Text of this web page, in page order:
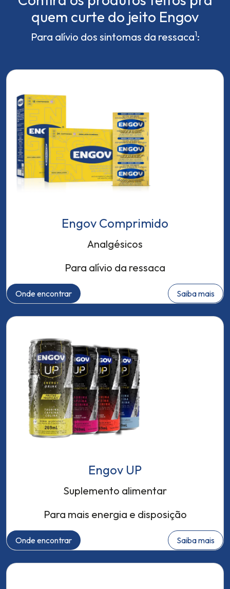
quem curte do jeito Engov
Para alívio dos sintomas da ressaca1:
Engov Comprimido
Analgésicos
Para alívio da ressaca
Onde encontrar Saiba mais
Engov UP
Suplemento alimentar
Para mais energia e disposição
Onde encontrar Saiba mais